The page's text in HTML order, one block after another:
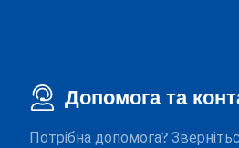
Допомога та
Потрібна допомога?